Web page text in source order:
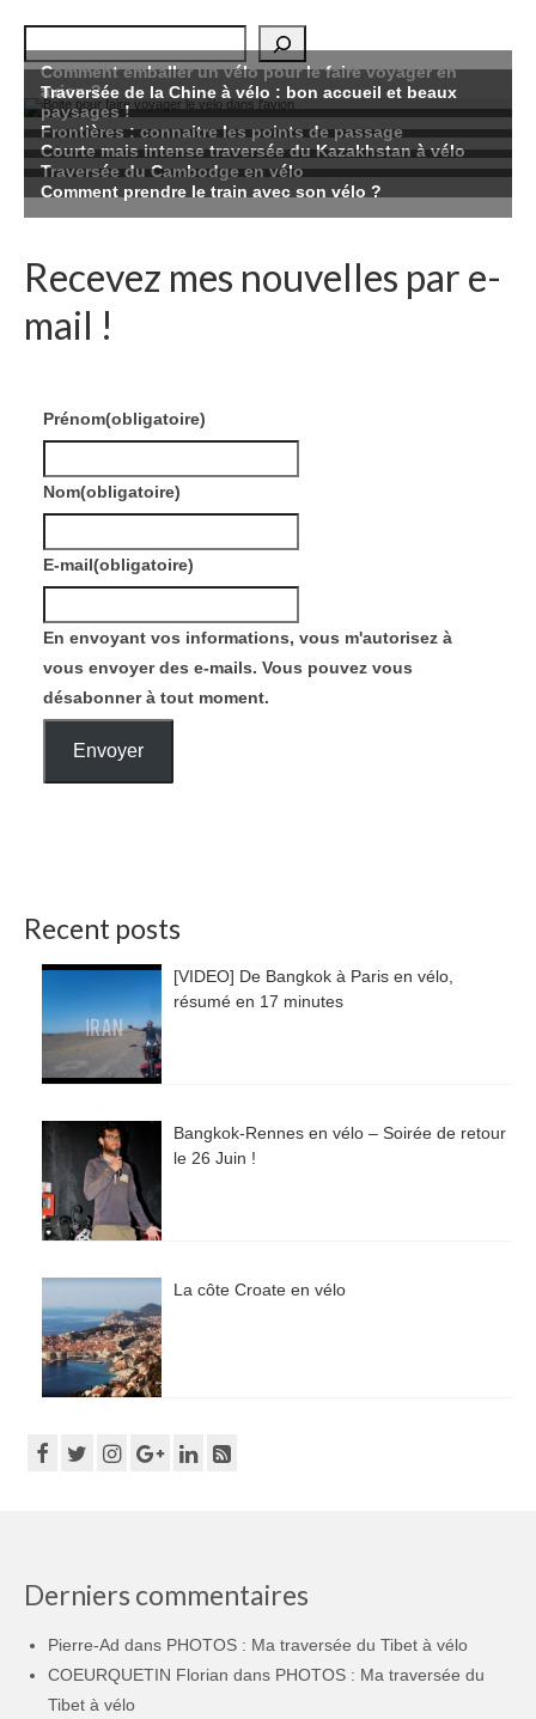
Recevez mes nouvelles par e-
mail !
Prénom(obligatoire)
Nom(obligatoire)
E-mail(obligatoire)
En envoyant vos informations, vous m'autorisez à
vous envoyer des e-mails. Vous pouvez vous
désabonner à tout moment.
Envoyer
Recent posts
[VIDEO] De Bangkok à Paris en vélo,
résumé en 17 minutes
Bangkok-Rennes en vélo – Soirée de retour
le 26 Juin !
La côte Croate en vélo
Derniers commentaires
Pierre-Ad dans PHOTOS : Ma traversée du Tibet à vélo
COEURQUETIN Florian dans PHOTOS : Ma traversée du
Tibet à vélo